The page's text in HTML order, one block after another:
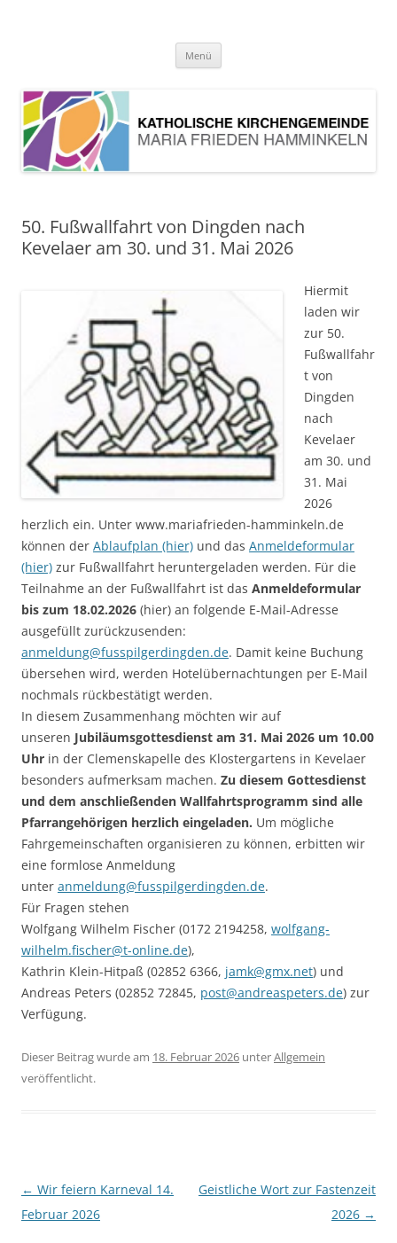
Menü
50. Fußwallfahrt von Dingden nach
Kevelaer am 30. und 31. Mai 2026
Hiermit
laden wir
zur 50.
Fußwallfahr
t von
Dingden
nach
Kevelaer
am 30. und
31. Mai
2026
herzlich ein. Unter www.mariafrieden-hamminkeln.de
können der Ablaufplan (hier) und das Anmeldeformular
(hier) zur Fußwallfahrt heruntergeladen werden. Für die
Teilnahme an der Fußwallfahrt ist das Anmeldeformular
bis zum 18.02.2026 (hier) an folgende E-Mail-Adresse
ausgefüllt zurückzusenden:
anmeldung@fusspilgerdingden.de. Damit keine Buchung
übersehen wird, werden Hotelübernachtungen per E-Mail
nochmals rückbestätigt werden.
In diesem Zusammenhang möchten wir auf
unseren Jubiläumsgottesdienst am 31. Mai 2026 um 10.00
Uhr in der Clemenskapelle des Klostergartens in Kevelaer
besonders aufmerksam machen. Zu diesem Gottesdienst
und dem anschließenden Wallfahrtsprogramm sind alle
Pfarrangehörigen herzlich eingeladen. Um mögliche
Fahrgemeinschaften organisieren zu können, erbitten wir
eine formlose Anmeldung
unter anmeldung@fusspilgerdingden.de.
Für Fragen stehen
Wolfgang Wilhelm Fischer (0172 2194258, wolfgang-
wilhelm.fischer@t-online.de),
Kathrin Klein-Hitpaß (02852 6366, jamk@gmx.net) und
Andreas Peters (02852 72845, post@andreaspeters.de) zur
Verfügung.
Dieser Beitrag wurde am 18. Februar 2026 unterAllgemein
veröffentlicht.
Beitrags-
Navigation
← Wir feiern Karneval 14.
Februar 2026
Geistliche Wort zur Fastenzeit
2026 →